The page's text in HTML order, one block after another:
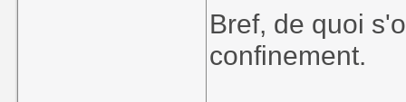
Bref, de quoi
confinement.